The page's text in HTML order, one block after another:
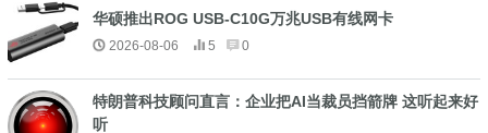
华硕推出ROG USB-C10G万兆USB有线网卡
2026-08-06 5 0
特朗普科技顾问直言：企业把AI当裁员挡箭牌 这听起来好
听